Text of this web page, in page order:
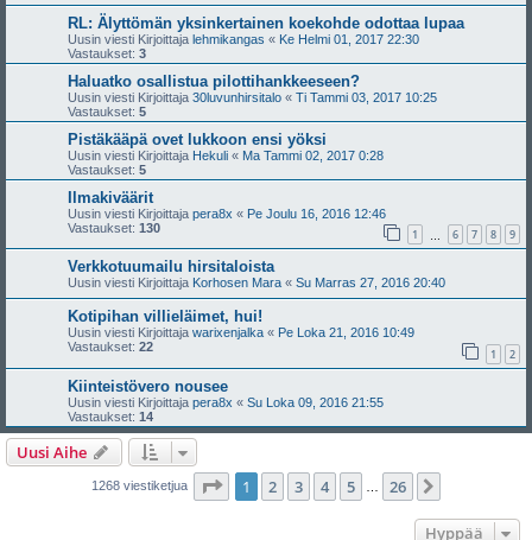
RL: Älyttömän yksinkertainen koekohde odottaa lupaa
Uusin viesti Kirjoittaja lehmikangas « Ke Helmi 01, 2017 22:30
Vastaukset: 3
Haluatko osallistua pilottihankkeeseen?
Uusin viesti Kirjoittaja 30luvunhirsitalo « Ti Tammi 03, 2017 10:25
Vastaukset: 5
Pistäkääpä ovet lukkoon ensi yöksi
Uusin viesti Kirjoittaja Hekuli « Ma Tammi 02, 2017 0:28
Vastaukset: 5
Ilmakiväärit
Uusin viesti Kirjoittaja pera8x « Pe Joulu 16, 2016 12:46
Vastaukset: 130 1 6 7 8 9
Verkkotuumailu hirsitaloista
Uusin viesti Kirjoittaja Korhosen Mara « Su Marras 27, 2016 20:40
Kotipihan villieläimet, hui!
Uusin viesti Kirjoittaja warixenjalka « Pe Loka 21, 2016 10:49
Vastaukset: 22 1 2
Kiinteistövero nousee
Uusin viesti Kirjoittaja pera8x « Su Loka 09, 2016 21:55
Vastaukset: 14
Uusi Aihe
1268 viestiketjua Sivu /26
1 2 3 4 5 26
Hyppää